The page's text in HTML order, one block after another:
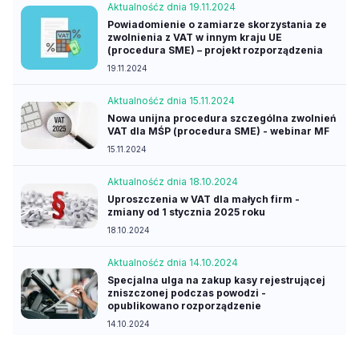
Aktualnośćz dnia 19.11.2024
Powiadomienie o zamiarze skorzystania ze
zwolnienia z VAT w innym kraju UE
(procedura SME) – projekt rozporządzenia
19.11.2024
Aktualnośćz dnia 15.11.2024
Nowa unijna procedura szczególna zwolnień
VAT dla MŚP (procedura SME) - webinar MF
15.11.2024
Aktualnośćz dnia 18.10.2024
Uproszczenia w VAT dla małych firm -
zmiany od 1 stycznia 2025 roku
18.10.2024
Aktualnośćz dnia 14.10.2024
Specjalna ulga na zakup kasy rejestrującej
zniszczonej podczas powodzi -
opublikowano rozporządzenie
14.10.2024